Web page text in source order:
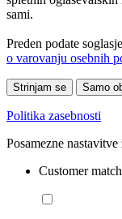
sami.
Preden podate
o varovanju osebnih
Strinjam se Samo
Politika zasebnosti
Posamezne
Customer